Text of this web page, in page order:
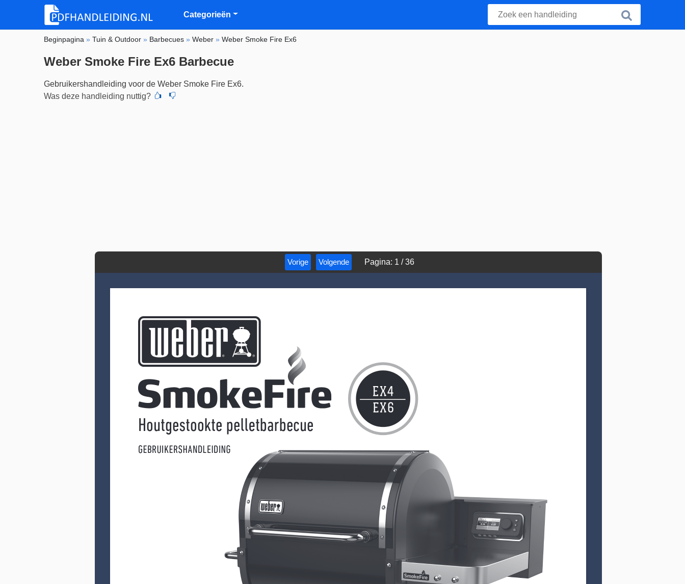
Categorieën
Beginpagina »Tuin & Outdoor » Barbecues »Weber »Weber Smoke Fire Ex6
Weber Smoke Fire Ex6 Barbecue
Gebruikershandleiding voor de Weber Smoke Fire Ex6.
Was deze handleiding nuttig?
Vorige Volgende Pagina: 1 /36